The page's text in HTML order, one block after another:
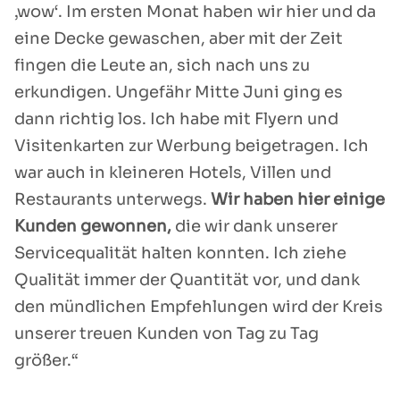
‚wow‘. Im ersten Monat haben wir hier und da
eine Decke gewaschen, aber mit der Zeit
fingen die Leute an, sich nach uns zu
erkundigen. Ungefähr Mitte Juni ging es
dann richtig los. Ich habe mit Flyern und
Visitenkarten zur Werbung beigetragen. Ich
war auch in kleineren Hotels, Villen und
Restaurants unterwegs. Wir haben hier einige
Kunden gewonnen, die wir dank unserer
Servicequalität halten konnten. Ich ziehe
Qualität immer der Quantität vor, und dank
den mündlichen Empfehlungen wird der Kreis
unserer treuen Kunden von Tag zu Tag
größer.“